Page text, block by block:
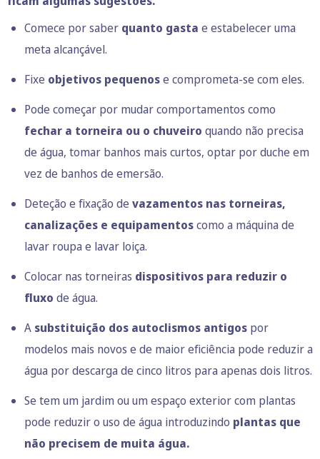
Comece por saber quanto gasta e estabelecer uma
meta alcançável.
Fixe objetivos pequenose comprometa-se com eles.
Pode começar por mudar comportamentos como
fechar a torneira ou o chuveiro quando não precisa
de água, tomar banhos mais curtos, optar por duche em
vez de banhos de emersão.
Deteção e fixação de vazamentos nas torneiras,
canalizações e equipamentoscomo a máquina de
lavar roupa e lavar loiça.
Colocar nas torneiras dispositivos para reduzir o
fluxo de água.
A substituição dos autoclismos antigos por
modelos mais novos e de maior eficiência pode reduzir a
água por descarga de cinco litros para apenas dois litros.
Se tem um jardim ou um espaço exterior com plantas
pode reduzir o uso de água introduzindo plantas que
não precisem de muita água.